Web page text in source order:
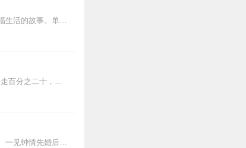
讲述了精英律师秦施与资深宅男阳华，两人阴差阳错“被结婚”，却意外获得真爱，携手奔向美好幸福生活的故事。单身女律师秦施一心追求事业，被父母猛烈逼婚。顶级律所诚与慧...
（禁止搬运）秦施：爱情只能维持十八个月……阳华：二分注定，八分为你……剩下的路，你只要走百分之二十，那百分之八十，由我向你走来……当两颗不愿结婚的心碰撞，又会...
精英律师秦施与资深宅男阳华，两人阴差阳错“被结婚”，却意外获得真爱，携手奔向美好幸福生活。一见钟情先婚后爱（喜欢就订阅吧，还等什么？）佛系主播，佛系更新，敬...